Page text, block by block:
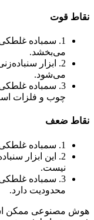
نقاط قوت
می‌بخشد.
2. ابزار
می‌شود.
چوب و فلزات
نقاط ضعف
1. سمباده غلطکی مدل 9032 ماکیتا وزن نسبتاً بالایی دارد.
2. این ابزار
نیست.
محدودیت دارد.
هوش مصنوعی ممکن